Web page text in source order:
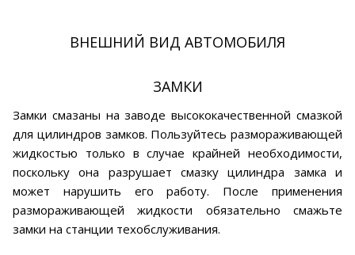
ВНЕШНИЙ ВИД АВТОМОБИЛЯ
ЗАМКИ
Замки смазаны на заводе высококачественной смазкой
для цилиндров замков. Пользуйтесь размораживающей
жидкостью только в случае крайней необходимости,
поскольку она разрушает смазку цилиндра замка и
может нарушить его работу. После применения
размораживающей жидкости обязательно смажьте
замки на станции техобслуживания.